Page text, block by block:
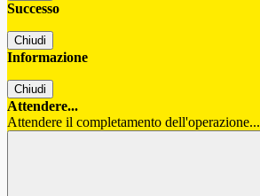
Successo
Chiudi
Informazione
Chiudi
Attendere...
Attendere il completamento dell'operazione...